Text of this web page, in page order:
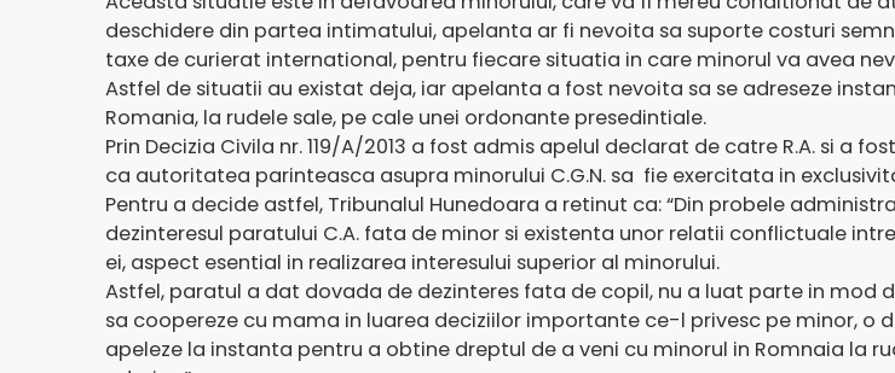
deschidere din partea intimatului, apelanta ar fi nevoita sa suporte costuri
taxe de curierat international, pentru fiecare situatia in care minorul va avea
Astfel de situatii au existat deja, iar apelanta a fost nevoita sa se adreseze
Romania, la rudele sale, pe cale unei ordonante presedintiale.
Prin Decizia Civila nr. 119/A/2013 a fost admis apelul declarat de catre R.A. si a
ca autoritatea parinteasca asupra minorului C.G.N. sa fie exercitata in
Pentru a decide astfel, Tribunalul Hunedoara a retinut ca: “Din probele
dezinteresul paratului C.A. fata de minor si existenta unor relatii conflictuale
ei, aspect esential in realizarea interesului superior al minorului.
Astfel, paratul a dat dovada de dezinteres fata de copil, nu a luat parte in mod
sa coopereze cu mama in luarea deciziilor importante ce-l privesc pe minor,
apeleze la instanta pentru a obtine dreptul de a veni cu minorul in Romnaia la